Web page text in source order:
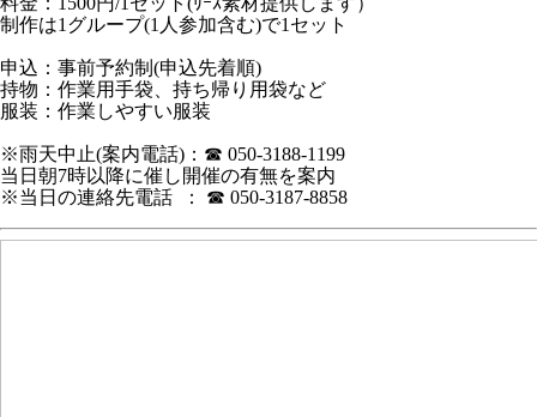
制作は1グループ(1人参加含む)で1セット
申込：事前予約制(申込先着順)
持物：作業用手袋、持ち帰り用袋など
服装：作業しやすい服装
※雨天中止(案内電話)：☎ 050-3188-1199
当日朝7時以降に催し開催の有無を案内
※当日の連絡先電話 ： ☎ 050-3187-8858